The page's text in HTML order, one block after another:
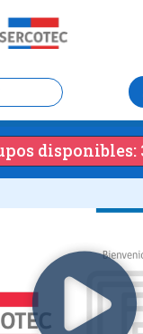
disponibles: